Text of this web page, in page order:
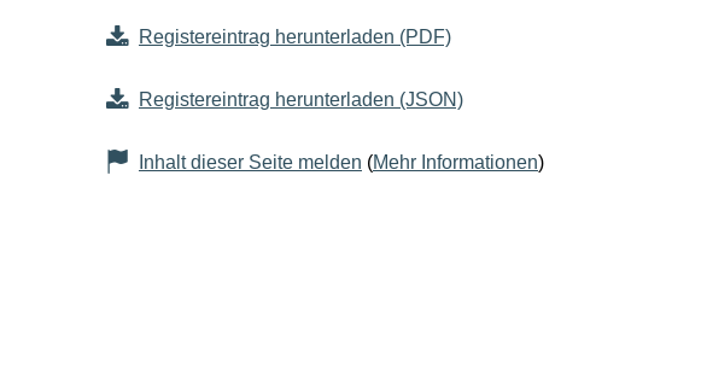
Registereintrag herunterladen (PDF)
Registereintrag herunterladen (JSON)
Inhalt dieser Seite melden (Mehr Informationen)